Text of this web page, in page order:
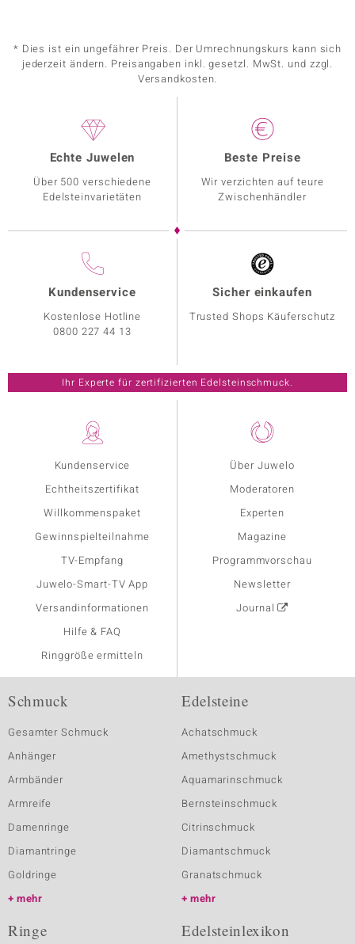
* Dies ist ein ungefährer Preis. Der Umrechnungskurs kann sich
jederzeit ändern. Preisangaben inkl. gesetzl. MwSt. und zzgl.
Versandkosten.
Kundenservice
Echtheitszertifikat
Willkommenspaket
Gewinnspielteilnahme
TV-Empfang
Juwelo-Smart-TV App
Versandinformationen
Hilfe & FAQ
Ringgröße ermitteln
Über Juwelo
Moderatoren
Experten
Magazine
Programmvorschau
Newsletter
Journal
Echte Juwelen
Über 500 verschiedene
Edelsteinvarietäten
Beste Preise
Wir verzichten auf teure
Zwischenhändler
Kundenservice
Kostenlose Hotline
0800 227 44 13
Sicher einkaufen
Trusted Shops Käuferschutz
Ihr Experte für zertifizierten Edelsteinschmuck.
Schmuck
Gesamter Schmuck
Anhänger
Armbänder
Armreife
Damenringe
Diamantringe
Goldringe
mehr
Edelsteine
Achatschmuck
Amethystschmuck
Aquamarinschmuck
Bernsteinschmuck
Citrinschmuck
Diamantschmuck
Granatschmuck
mehr
Ringe Edelsteinlexikon